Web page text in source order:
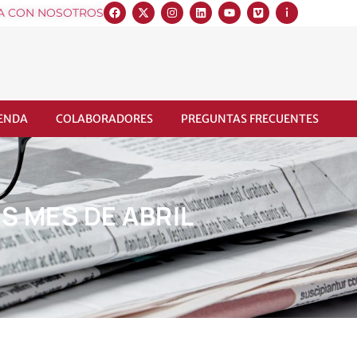
CON NOSOTROS
COLABORADORES PREGUNTAS FRECUENTES
MES DE ABRIL